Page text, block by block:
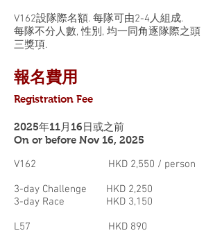
V162設隊際名額. 每隊可由2-4人組成.
每隊不分人數, 性別, 均一同角逐隊際之頭
三獎項.
報名費用
Registration Fee
2025年11月16日或之前
On or before Nov 16, 2025
V162 HKD 2,550 / person
3-day Challenge HKD 2,250
3-day Race HKD 3,150
L57 HKD 890